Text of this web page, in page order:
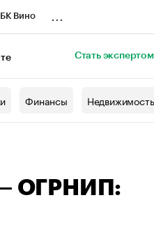
Вино
Стать экспертом
Финансы Недвижимость
— ОГРНИП: